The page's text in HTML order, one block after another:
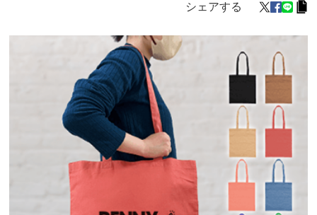
シェアする